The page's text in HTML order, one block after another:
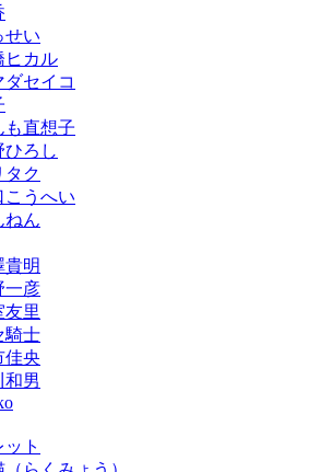
せい
ヒカル
ダセイコ
も直想子
ひろし
タク
こうへい
ねん
貴明
一彦
友里
騎士
佳央
和男
ット